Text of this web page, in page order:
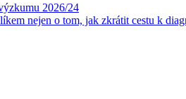
2026/24
nejen o tom, jak zkrátit cestu k